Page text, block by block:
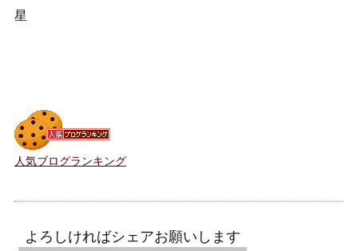
星
人気ブログランキング
よろしければシェアお願いします